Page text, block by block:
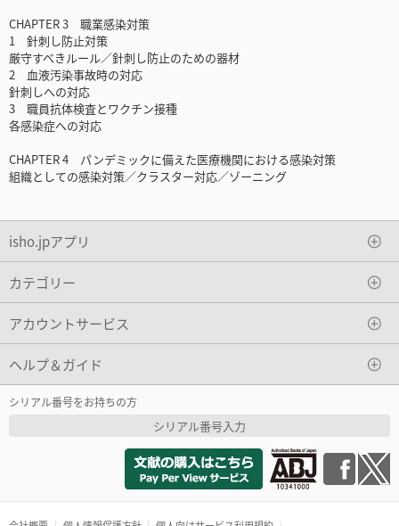
CHAPTER 3 職業感染対策
1 針刺し防止対策
厳守すべきルール／針刺し防止のための器材
2 血液汚染事故時の対応
針刺しへの対応
3 職員抗体検査とワクチン接種
各感染症への対応
CHAPTER 4 パンデミックに備えた医療機関における感染対策
組織としての感染対策／クラスター対応／ゾーニング
isho.jpアプリ
カテゴリー
アカウントサービス
ヘルプ＆ガイド
シリアル番号をお持ちの方
シリアル番号入力